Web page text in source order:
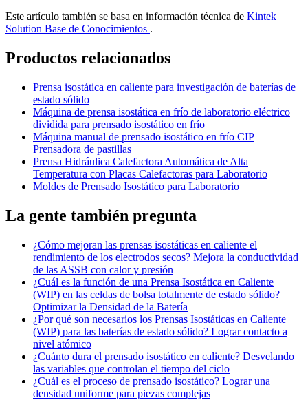
Este artículo también se basa en información técnica de Kintek
Solution Base de Conocimientos .
Productos relacionados
Prensa isostática en caliente para investigación de baterías de
estado sólido
Máquina de prensa isostática en frío de laboratorio eléctrico
dividida para prensado isostático en frío
Máquina manual de prensado isostático en frío CIP
Prensadora de pastillas
Prensa Hidráulica Calefactora Automática de Alta
Temperatura con Placas Calefactoras para Laboratorio
Moldes de Prensado Isostático para Laboratorio
La gente también pregunta
¿Cómo mejoran las prensas isostáticas en caliente el
rendimiento de los electrodos secos? Mejora la conductividad
de las ASSB con calor y presión
¿Cuál es la función de una Prensa Isostática en Caliente
(WIP) en las celdas de bolsa totalmente de estado sólido?
Optimizar la Densidad de la Batería
¿Por qué son necesarios los Prensas Isostáticas en Caliente
(WIP) para las baterías de estado sólido? Lograr contacto a
nivel atómico
¿Cuánto dura el prensado isostático en caliente? Desvelando
las variables que controlan el tiempo del ciclo
¿Cuál es el proceso de prensado isostático? Lograr una
densidad uniforme para piezas complejas